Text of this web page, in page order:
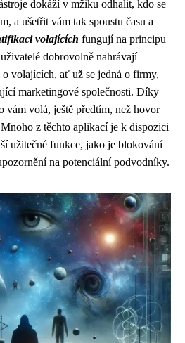
dokáží v mžiku odhalit, kdo se
a ušetřit vám tak spoustu času a
volajících fungují na principu
dobrovolně nahrávají
volajících, ať už se jedná o firmy,
marketingové společnosti. Díky
vám volá, ještě předtím, než hovor
z těchto aplikací je k dispozici
užitečné funkce, jako je blokování
na potenciální podvodníky.